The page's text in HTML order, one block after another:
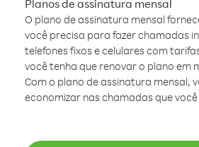
Planos de assinatura mensal
O plano de assinatura mensal
você precisa para fazer chamadas
telefones fixos e celulares com
você tenha que renovar o plano em
Com o plano de assinatura mensal,
economizar nas chamadas que